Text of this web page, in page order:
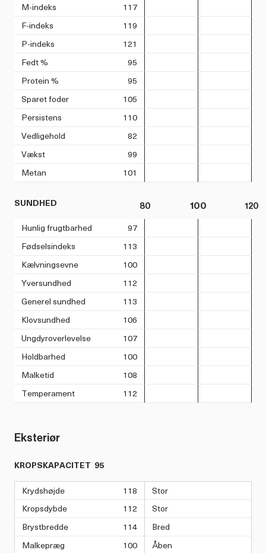
M-indeks
117
F-indeks
119
P-indeks
121
Fedt %
95
Protein %
95
Sparet foder
105
Persistens
110
Vedligehold
82
Vækst
99
Metan
101
SUNDHED 80 100 120
Hunlig frugtbarhed
97
Fødselsindeks
113
Kælvningsevne
100
Yversundhed
112
Generel sundhed
113
Klovsundhed
106
Ungdyroverlevelse
107
Holdbarhed
100
Malketid
108
Temperament
112
Eksteriør
KROPSKAPACITET 95
Krydshøjde 118
Stor
Kropsdybde
112
Stor
Brystbredde
114
Bred
Malkepræg
100 Åben